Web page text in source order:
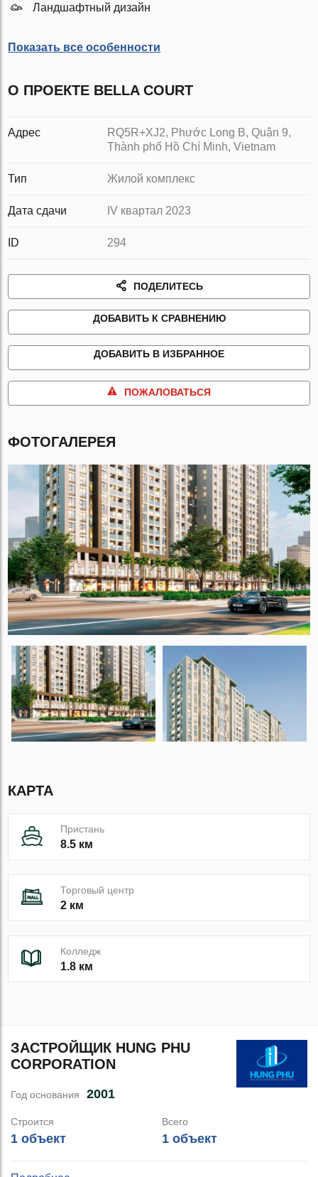
Ландшафтный дизайн
Показать все особенности
О ПРОЕКТЕ BELLA COURT
Адрес
RQ5R+XJ2, Phước Long B, Quận 9,
Thành phố Hồ Chí Minh, Vietnam
Тип Жилой комплекс
Дата сдачи IV квартал 2023
ID 294
ПОДЕЛИТЕСЬ
ДОБАВИТЬ К СРАВНЕНИЮ
ДОБАВИТЬ В ИЗБРАННОЕ
ПОЖАЛОВАТЬСЯ
ФОТОГАЛЕРЕЯ
КАРТА
Пристань
8.5 км
Торговый центр
2 км
Колледж
1.8 км
ЗАСТРОЙЩИК HUNG PHU
CORPORATION
Год основания 2001
Строится
1 объект
Всего
1 объект